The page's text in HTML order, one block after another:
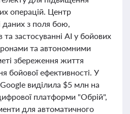
операцій. Центр
даних з поля бою,
та застосуванні AI у бойових
та автономними
збереження життя
бойової ефективності. У
виділила $5 млн на
платформи "Обрій",
для автоматичного